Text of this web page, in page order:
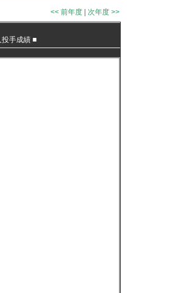
<< 前年度 次年度 >>
投手成績 ■